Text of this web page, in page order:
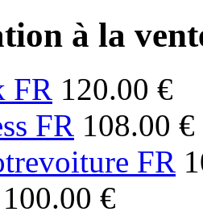
à la
FR 120.00 €
FR 108.00 €
FR
100.00 €